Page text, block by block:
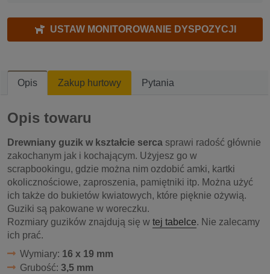
USTAW MONITOROWANIE DYSPOZYCJI
Opis Zakup hurtowy Pytania
Opis towaru
Drewniany guzik w kształcie serca sprawi radość głównie
zakochanym jak i kochającym. Użyjesz go w
scrapbookingu, gdzie można nim ozdobić amki, kartki
okolicznościowe, zaproszenia, pamiętniki itp. Można użyć
ich także do bukietów kwiatowych, które pięknie ożywią.
Guziki są pakowane w woreczku.
Rozmiary guzików znajdują się w tej tabelce. Nie zalecamy
ich prać.
Wymiary: 16 x 19 mm
Grubość: 3,5 mm